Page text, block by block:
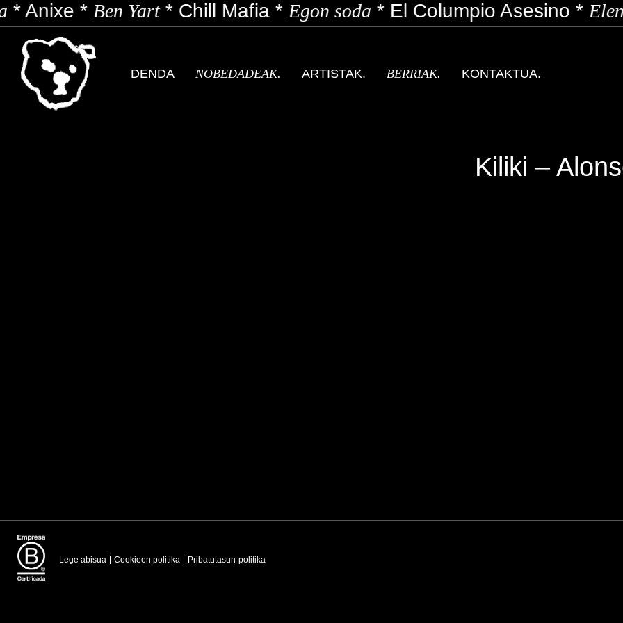
Anixe*Ben Yart*Chill Mafia*Egon soda*El Columpio Asesino*
DENDA NOBEDADEAK. ARTISTAK. BERRIAK. KONTAKTUA.
Kiliki –
Lege abisua Cookieen politika Pribatutasun-politika